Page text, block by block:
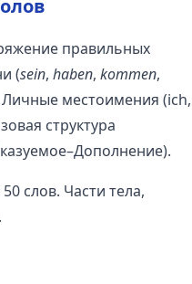
правильных
(sein, haben, kommen,
Личные местоимения (ich,
структура
50 слов. Части тела,